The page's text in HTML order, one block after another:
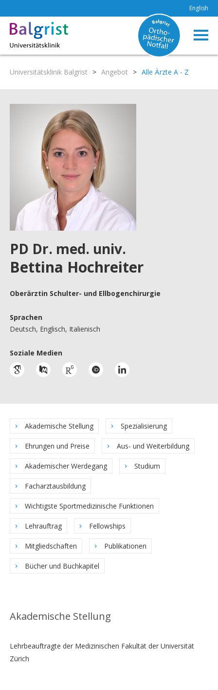
English
Universitätsklinik Balgrist > Angebot > Alle Ärzte A - Z
PD Dr. med. univ.
Bettina Hochreiter
Oberärztin Schulter- und Ellbogenchirurgie
Sprachen
Deutsch, Englisch, Italienisch
Soziale Medien
Akademische Stellung Spezialisierung
Ehrungen und Preise Aus- und Weiterbildung
Akademischer Werdegang Studium
Facharztausbildung
Wichtigste Sportmedizinische Funktionen
Lehrauftrag Fellowships
Mitgliedschaften Publikationen
Bücher und Buchkapitel
Akademische Stellung
Lehrbeauftragte der Medizinischen Fakultät der Universität
Zürich